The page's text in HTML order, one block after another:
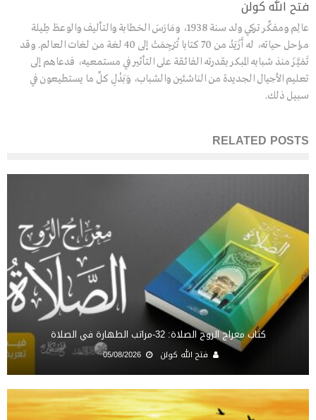
فتح الله كولن
عالِم ومفكِّر تركي ولد سنة 1938، ومَارَسَ الخطابة والتأليف والوعظ طِيلة
مراحل حياته، له أَزْيَدُ من 70 كتابا تُرْجِمَتْ إلى 40 لغة من لغات العالم. وقد
تَمَيَّزَ منذ شبابه المبكر بقدرته الفائقة على التأثير في مستمعيه، فدعاهم إلى
تعليم الأجيال الجديدة من الناشئين والشباب، وَبَذْلِ كلِّ ما يستطيعون في
سبيل ذلك.
RELATED POSTS
كتاب معراج الروح الصلاة: 32-مراتب الطهارة في الصلاة
فتح الله كولن 05/08/2026